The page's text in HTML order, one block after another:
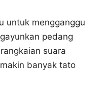
untuk mengganggu
pedang
suara
banyak tato